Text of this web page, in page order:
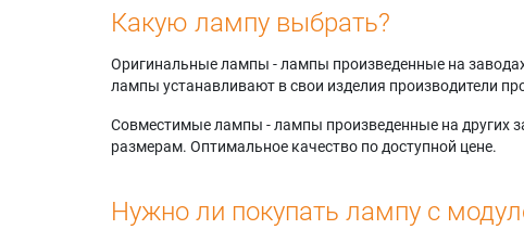
Какую лампу выбрать?
Оригинальные лампы - лампы произведенные на
лампы устанавливают в свои изделия производители
Совместимые лампы - лампы произведенные на других
размерам. Оптимальное качество по доступной цене.
Нужно ли покупать лампу с